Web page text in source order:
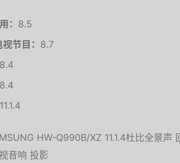
： 8.5
节目： 8.7
8.4
8.4
11.1.4